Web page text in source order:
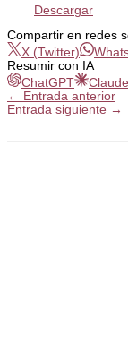
Descargar
Compartir en redes
X (Twitter)
Resumir con IA
ChatGPT
Claude
← Entrada anterior
Entrada siguiente →